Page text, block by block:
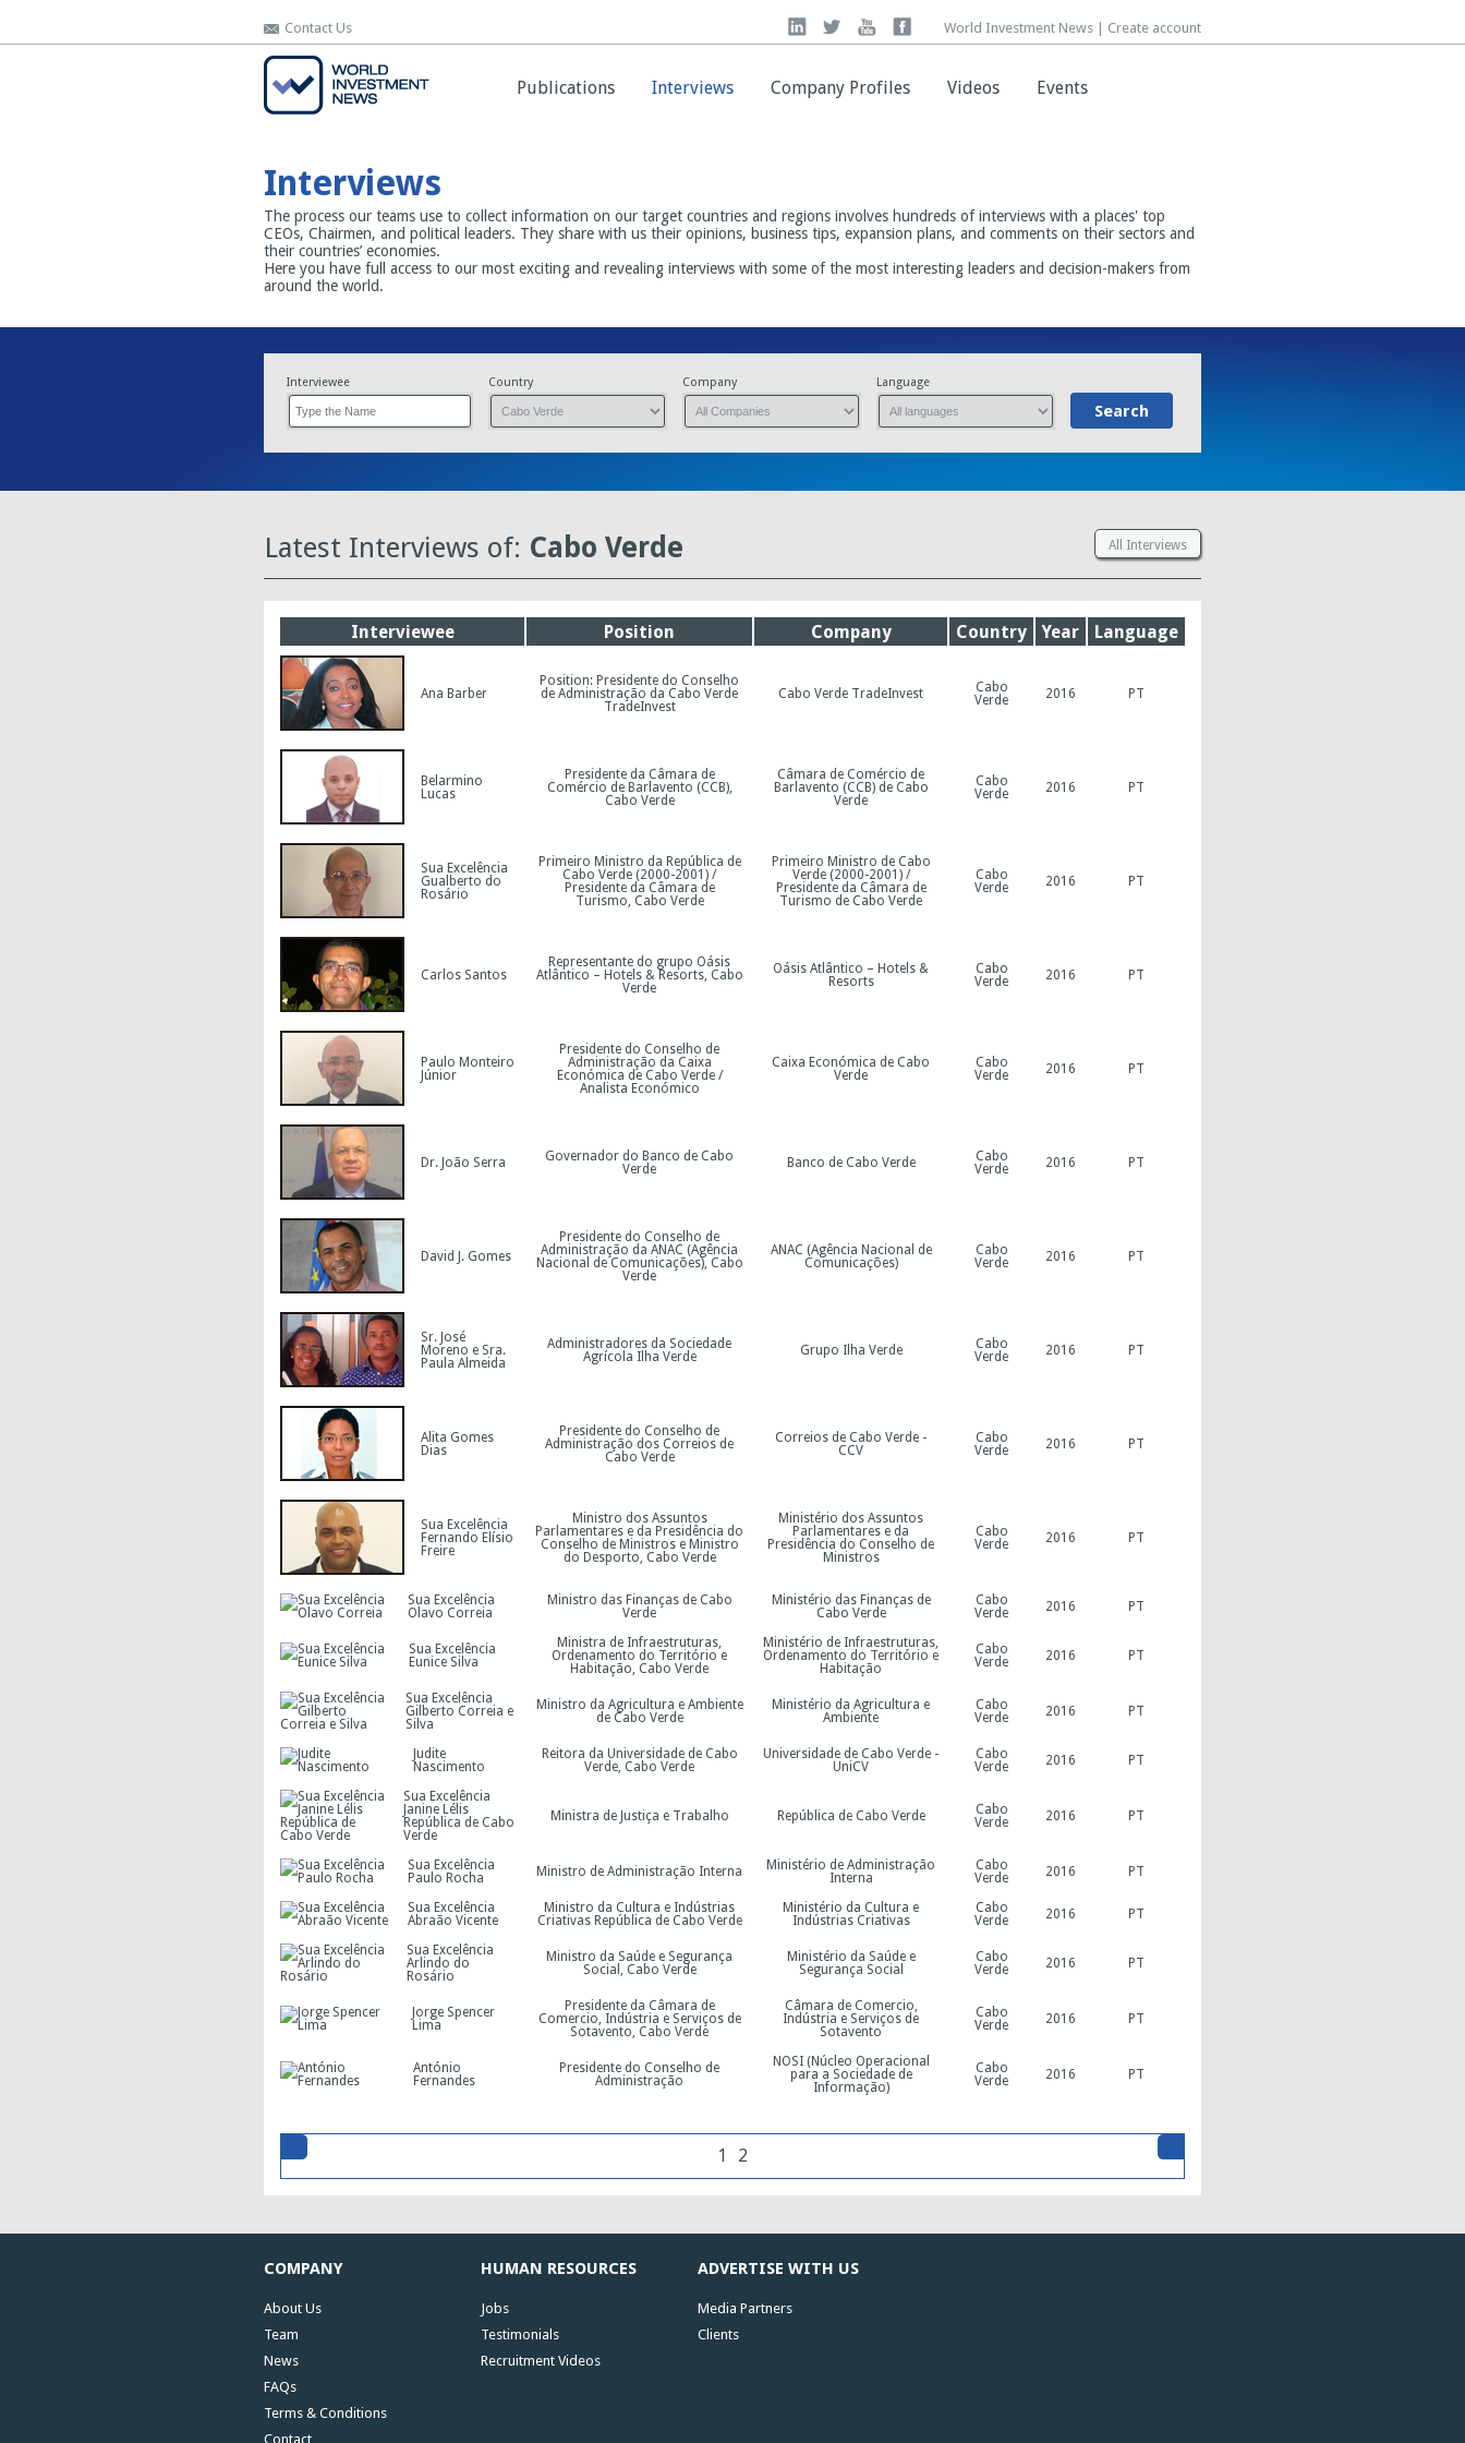
Contact Us World Investment News | Create account
Publications Interviews Company Profiles Videos Events
Contact Us World Investment News | Create account
Publications Interviews Company Profiles Videos Events
Interviews
The process our teams use to collect information on our target countries and regions involves hundreds of interviews with a places' top
CEOs, Chairmen, and political leaders. They share with us their opinions, business tips, expansion plans, and comments on their sectors and
their countries’ economies.
Here you have full access to our most exciting and revealing interviews with some of the most interesting leaders and decision-makers from
around the world.
Interviewee Country Company Language
Latest Interviews of: Cabo Verde All Interviews
Interviewee Position Company Country Year Language
Ana Barber
Position: Presidente do Conselho
de Administração da Cabo Verde
TradeInvest
Cabo Verde TradeInvest
Cabo
Verde
2016 PT
Belarmino
Lucas
Presidente da Câmara de
Comércio de Barlavento (CCB),
Cabo Verde
Câmara de Comércio de
Barlavento (CCB) de Cabo
Verde
Cabo
Verde
2016 PT
Sua Excelência
Gualberto do
Rosário
Primeiro Ministro da República de
Cabo Verde (2000-2001) /
Presidente da Câmara de
Turismo, Cabo Verde
Primeiro Ministro de Cabo
Verde (2000-2001) /
Presidente da Câmara de
Turismo de Cabo Verde
Cabo
Verde
2016 PT
Carlos Santos
Representante do grupo Oásis
Atlântico – Hotels & Resorts, Cabo
Verde
Oásis Atlântico – Hotels &
Resorts
Cabo
Verde
2016 PT
Paulo Monteiro
Júnior
Presidente do Conselho de
Administração da Caixa
Económica de Cabo Verde /
Analista Económico
Caixa Económica de Cabo
Verde
Cabo
Verde
2016 PT
Dr. João Serra
Governador do Banco de Cabo
Verde
Banco de Cabo Verde
Cabo
Verde
2016 PT
David J. Gomes
Presidente do Conselho de
Administração da ANAC (Agência
Nacional de Comunicações), Cabo
Verde
ANAC (Agência Nacional de
Comunicações)
Cabo
Verde
2016 PT
Sr. José
Moreno e Sra.
Paula Almeida
Administradores da Sociedade
Agrícola Ilha Verde
Grupo Ilha Verde
Cabo
Verde
2016 PT
Alita Gomes
Dias
Presidente do Conselho de
Administração dos Correios de
Cabo Verde
Correios de Cabo Verde -
CCV
Cabo
Verde
2016 PT
Sua Excelência
Fernando Elísio
Freire
Ministro dos Assuntos
Parlamentares e da Presidência do
Conselho de Ministros e Ministro
do Desporto, Cabo Verde
Ministério dos Assuntos
Parlamentares e da
Presidência do Conselho de
Ministros
Cabo
Verde
2016 PT
Sua Excelência
Olavo Correia
Ministro das Finanças de Cabo
Verde
Ministério das Finanças de
Cabo Verde
Cabo
Verde
2016 PT
Sua Excelência
Eunice Silva
Ministra de Infraestruturas,
Ordenamento do Território e
Habitação, Cabo Verde
Ministério de Infraestruturas,
Ordenamento do Território e
Habitação
Cabo
Verde
2016 PT
Sua Excelência
Gilberto Correia e
Silva
Ministro da Agricultura e Ambiente
de Cabo Verde
Ministério da Agricultura e
Ambiente
Cabo
Verde
2016 PT
Judite
Nascimento
Reitora da Universidade de Cabo
Verde, Cabo Verde
Universidade de Cabo Verde -
UniCV
Cabo
Verde
2016 PT
Sua Excelência
Janine Lélis
República de Cabo
Verde
Ministra de Justiça e Trabalho República de Cabo Verde
Cabo
Verde
2016 PT
Sua Excelência
Paulo Rocha
Ministro de Administração Interna
Ministério de Administração
Interna
Cabo
Verde
2016 PT
Sua Excelência
Abraão Vicente
Ministro da Cultura e Indústrias
Criativas República de Cabo Verde
Ministério da Cultura e
Indústrias Criativas
Cabo
Verde
2016 PT
Sua Excelência
Arlindo do
Rosário
Ministro da Saúde e Segurança
Social, Cabo Verde
Ministério da Saúde e
Segurança Social
Cabo
Verde
2016 PT
Jorge Spencer
Lima
Presidente da Câmara de
Comercio, Indústria e Serviços de
Sotavento, Cabo Verde
Câmara de Comercio,
Indústria e Serviços de
Sotavento
Cabo
Verde
2016 PT
António
Fernandes
Presidente do Conselho de
Administração
NOSI (Núcleo Operacional
para a Sociedade de
Informação)
Cabo
Verde
2016 PT
1 2
COMPANY
About Us
Team
News
FAQs
Terms & Conditions
Contact
HUMAN RESOURCES
Jobs
Testimonials
Recruitment Videos
ADVERTISE WITH US
Media Partners
Clients